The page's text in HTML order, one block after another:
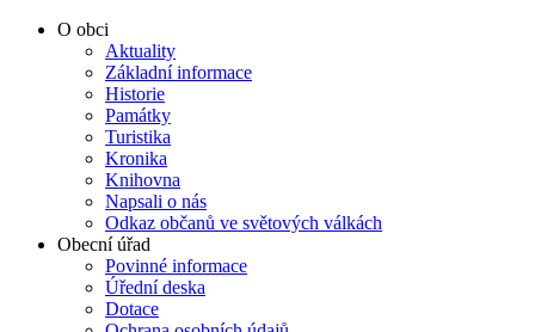
O obci
Aktuality
Základní informace
Historie
Památky
Turistika
Kronika
Knihovna
Napsali o nás
Odkaz občanů ve světových válkách
Obecní úřad
Povinné informace
Úřední deska
Dotace